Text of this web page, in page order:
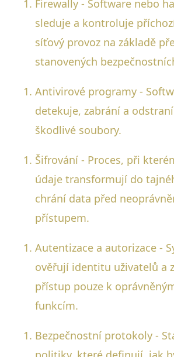
Firewally - Software nebo
sleduje a kontroluje
síťový provoz na základě
stanovených
Antivirové programy -
detekuje, zabrání a
škodlivé soubory.
Šifrování - Proces, při
údaje transformují do
chrání data před
přístupem.
Autentizace a autorizace -
ověřují identitu uživatelů a
přístup pouze k
funkcím.
Bezpečnostní protokoly -